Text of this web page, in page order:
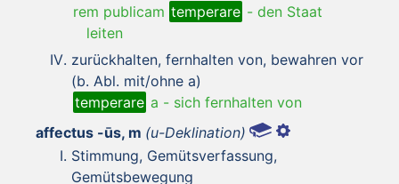
rem publicam temperare - den Staat
leiten
zurückhalten, fernhalten von, bewahren vor
(b. Abl. mit/ohne a)
temperare a - sich fernhalten von
affectus -ūs, m (u-Deklination)
Stimmung, Gemütsverfassung,
Gemütsbewegung